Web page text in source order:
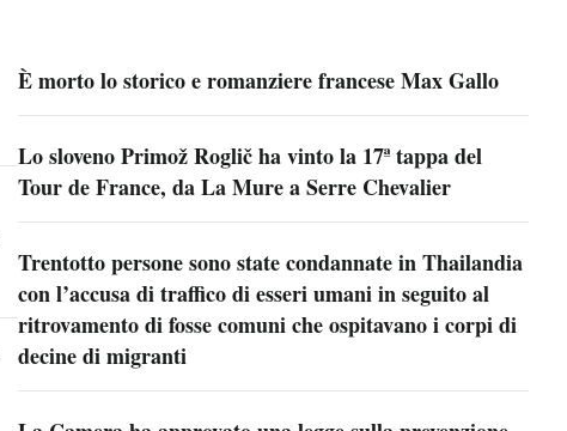
È morto lo storico e romanziere francese Max Gallo
Lo sloveno Primož Roglič ha vinto la 17ª tappa del
Tour de France, da La Mure a Serre Chevalier
Trentotto persone sono state condannate in Thailandia
con l’accusa di traffico di esseri umani in seguito al
ritrovamento di fosse comuni che ospitavano i corpi di
decine di migranti